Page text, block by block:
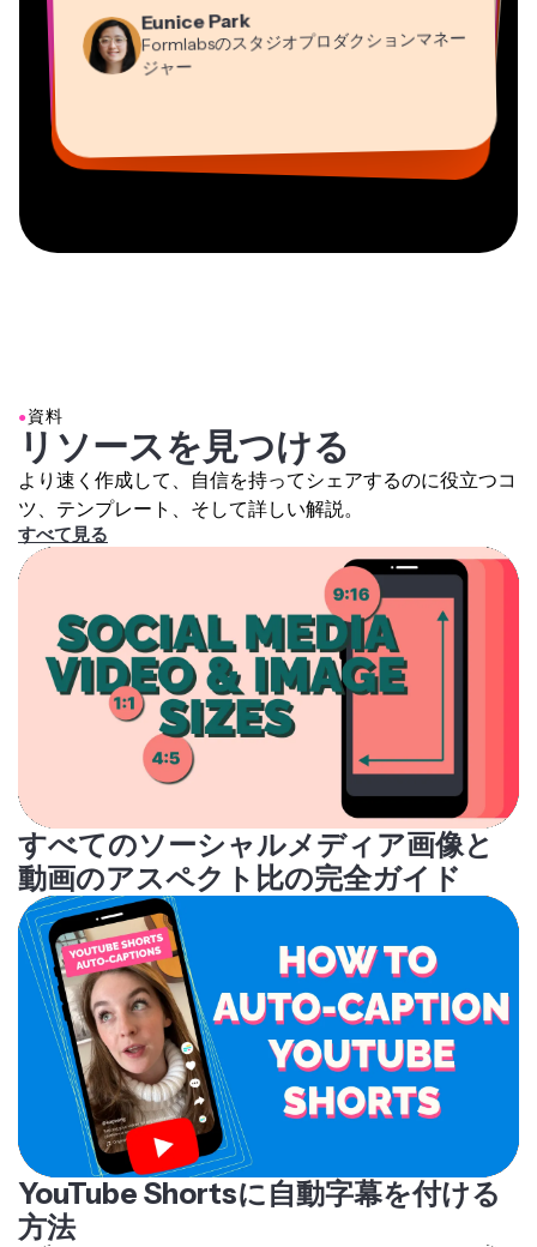
Eunice Park
Formlabsのスタジオプロダクションマネー
ジャー
Grant Taleck
Panos Papagapiou
EPATHLON社マネージングパートナー
Kerry-lee Farla
Gracie Peng
コンテンツ担当ディレクター
Martin James
動画エディター
Heidi Rae
教育
コンサルタント
Mitch Rawlings
Dina Segovia
バーチャルフリーランサー
●資料
リソースを見つける
より速く作成して、自信を持ってシェアするのに役立つコ
ツ、テンプレート、そして詳しい解説。
すべて見る
すべてのソーシャルメディア画像と
動画のアスペクト比の完全ガイド
YouTube Shortsに自動字幕を付ける
方法